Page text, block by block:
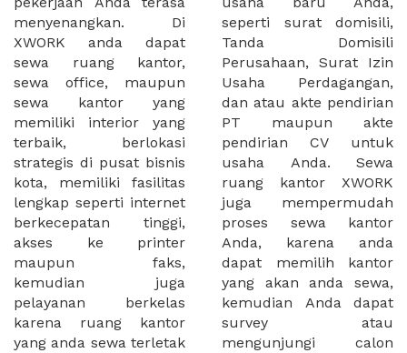
menyenangkan. Di
XWORK anda dapat
sewa ruang kantor,
sewa office, maupun
sewa kantor yang
memiliki interior yang
terbaik, berlokasi
strategis di pusat bisnis
kota, memiliki fasilitas
lengkap seperti internet
berkecepatan tinggi,
akses ke printer
maupun faks,
kemudian juga
pelayanan berkelas
karena ruang kantor
yang anda sewa terletak
seperti surat domisili,
Tanda Domisili
Perusahaan, Surat Izin
Usaha Perdagangan,
dan atau akte pendirian
PT maupun akte
pendirian CV untuk
usaha Anda. Sewa
ruang kantor XWORK
juga mempermudah
proses sewa kantor
Anda, karena anda
dapat memilih kantor
yang akan anda sewa,
kemudian Anda dapat
survey atau
mengunjungi calon